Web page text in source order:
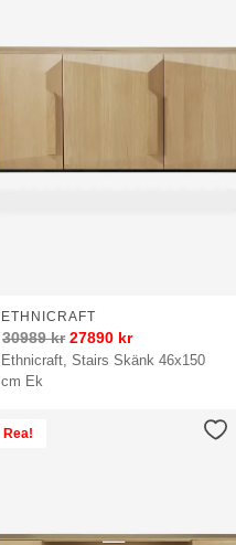
Ethnicraft, Stairs Skänk 46x150
cm Ek
ETHNICRAFT
30989kr 27890 kr
Rea!